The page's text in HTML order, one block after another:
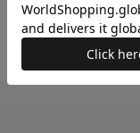
うになります。